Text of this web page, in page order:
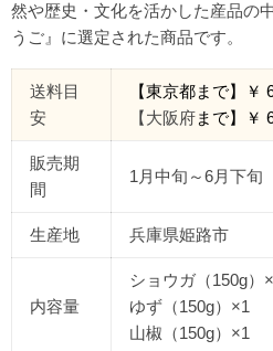
然や歴史・文化を活かした産品の
うご』に選定された商品です。
送料目
安
【東京都まで】￥
【大阪府まで】￥
販売期
間
1月中旬～6月下旬
生産地 兵庫県姫路市
内容量
ショウガ（150g）
ゆず（150g）×1
山椒（150g）×1